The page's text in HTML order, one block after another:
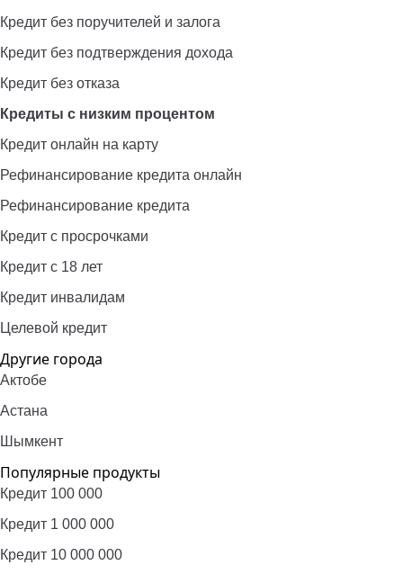
Кредит без поручителей и залога
Кредит без подтверждения дохода
Кредит без отказа
Кредиты с низким процентом
Кредит онлайн на карту
Рефинансирование кредита онлайн
Рефинансирование кредита
Кредит с просрочками
Кредит с 18 лет
Кредит инвалидам
Целевой кредит
Другие города
Актобе
Астана
Шымкент
Популярные продукты
Кредит 100 000
Кредит 1 000 000
Кредит 10 000 000